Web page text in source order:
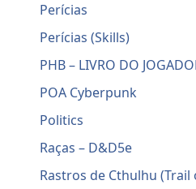
Perícias
Perícias (Skills)
PHB – LIVRO DO
POA Cyberpunk
Politics
Raças – D&D5e
Rastros de Cthulhu